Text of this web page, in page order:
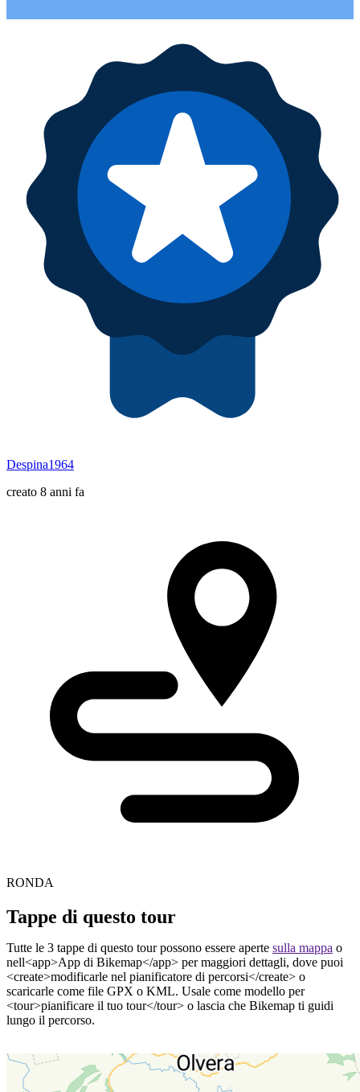
Despina1964
creato 8 anni fa
RONDA
Tappe di questo tour
Tutte le 3 tappe di questo tour possono essere aperte sulla mappa o
nell<app>App di Bikemap</app> per maggiori dettagli, dove puoi
<create>modificarle nel pianificatore di percorsi</create> o
scaricarle come file GPX o KML. Usale come modello per
<tour>pianificare il tuo tour</tour> o lascia che Bikemap ti guidi
lungo il percorso.